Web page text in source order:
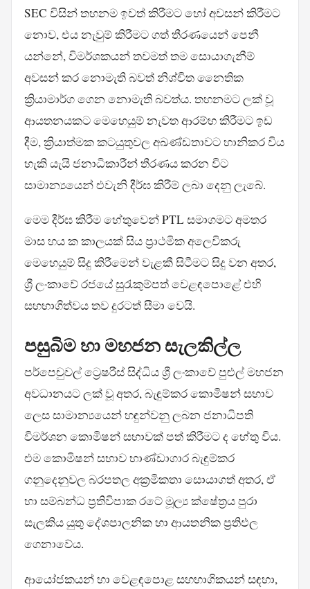
SEC විසින් තහනම ඉවත් කිරීමට හෝ අවසන් කිරීමට
නොව, එය නැවුම් කිරීමට ගත් තීරණයෙන් පෙනී
යන්නේ, විමර්ශකයන් තවමත් තම සොයාගැනීම්
අවසන් කර නොමැති බවත් නිශ්චිත නෛතික
ක්‍රියාමාර්ග ගෙන නොමැති බවත්ය. තහනමට ලක් වූ
ආයතනයකට මෙහෙයුම් නැවත ආරම්භ කිරීමට ඉඩ
දීම, ක්‍රියාත්මක කටයුතුවල අඛණ්ඩතාවට හානිකර විය
හැකි යැයි ජනාධිකාරීන් තීරණය කරන විට
සාමාන්‍යයෙන් එවැනි දීර්ඝ කිරීම් ලබා දෙනු ලැබේ.
මෙම දීර්ඝ කිරීම හේතුවෙන් PTL සමාගමට අමතර
මාස හය ක කාලයක් සිය ප්‍රාථමික අලෙවිකරු
මෙහෙයුම් සිදු කිරීමෙන් වැළකී සිටීමට සිදු වන අතර,
ශ්‍රී ලංකාවේ රජයේ සුරැකුම්පත් වෙළඳපොළේ එහි
සහභාගිත්වය තව දුරටත් සීමා වෙයි.
පසුබිම හා මහජන සැලකිල්ල
පර්පෙචුවල් ට්‍රෙෂරීස් සිද්ධිය ශ්‍රී ලංකාවේ පුළුල් මහජන
අවධානයට ලක් වූ අතර, බැඳුම්කර කොමිෂන් සභාව
ලෙස සාමාන්‍යයෙන් හඳුන්වනු ලබන ජනාධිපති
විමර්ශන කොමිෂන් සභාවක් පත් කිරීමට ද හේතු විය.
එම කොමිෂන් සභාව භාණ්ඩාගාර බැඳුම්කර
ගනුදෙනුවල බරපතල අක්‍රමිකතා සොයාගත් අතර, ඒ
හා සම්බන්ධ ප්‍රතිවිපාක රටේ මූල්‍ය ක්ෂේත්‍රය පුරා
සැලකිය යුතු දේශපාලනික හා ආයතනික ප්‍රතිඵල
ගෙනාවේය.
ආයෝජකයන් හා වෙළඳපොළ සහභාගිකයන් සඳහා,